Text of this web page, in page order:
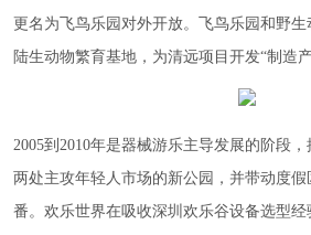
更名为飞鸟乐园对外开放。飞鸟乐园和野
陆生动物繁育基地，为清远项目开发“制造产
2005到2010年是器械游乐主导发展的阶段
两处主攻年轻人市场的新公园，并带动度
番。欢乐世界在吸收深圳欢乐谷设备选型